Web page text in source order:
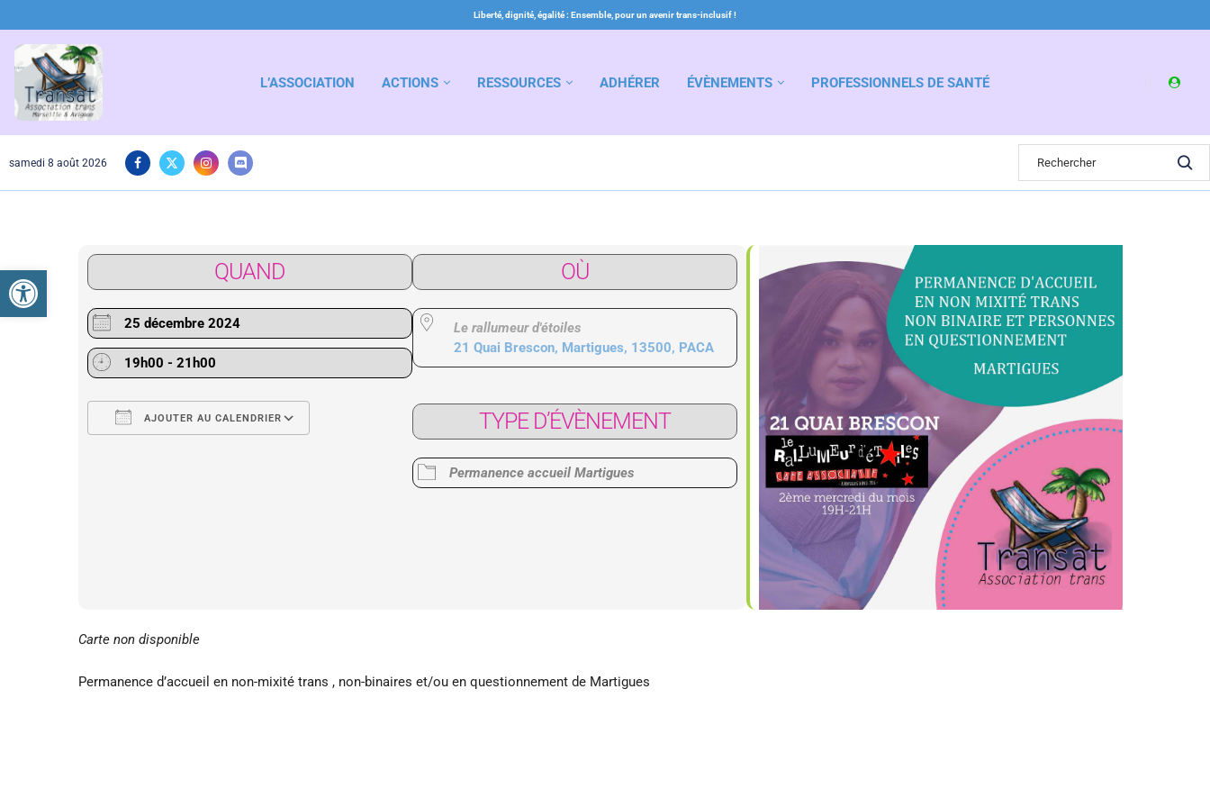
Ouvrir la barre d’outils
Liberté, dignité, égalité : Ensemble, pour un avenir trans-inclusif !
L’ASSOCIATION ACTIONS RESSOURCES ADHÉRER ÉVÈNEMENTS PROFESSIONNELS DE SANTÉ
samedi 8 août 2026
QUAND
25 décembre 2024
19h00 - 21h00
AJOUTER AU CALENDRIER
Calendrier Google iCalendar Office 365 Outlook Live
OÙ
Le rallumeur d'étoiles
21 Quai Brescon, Martigues, 13500, PACA
TYPE D’ÉVÈNEMENT
Permanence accueil Martigues
Carte non disponible
Permanence d’accueil en non-mixité trans , non-binaires et/ou en questionnement de Martigues